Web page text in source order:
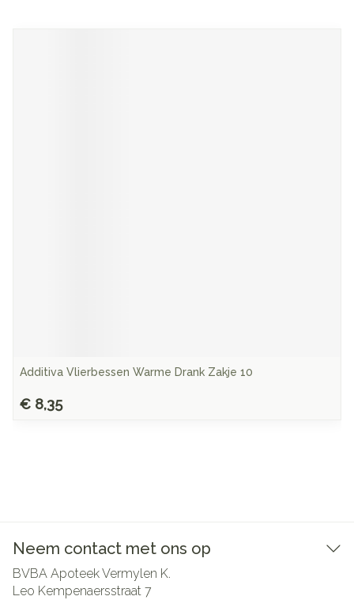
Additiva Vlierbessen Warme Drank Zakje 10
€ 8,35
Neem contact met ons op
BVBA Apoteek Vermylen K.
Leo Kempenaersstraat 7